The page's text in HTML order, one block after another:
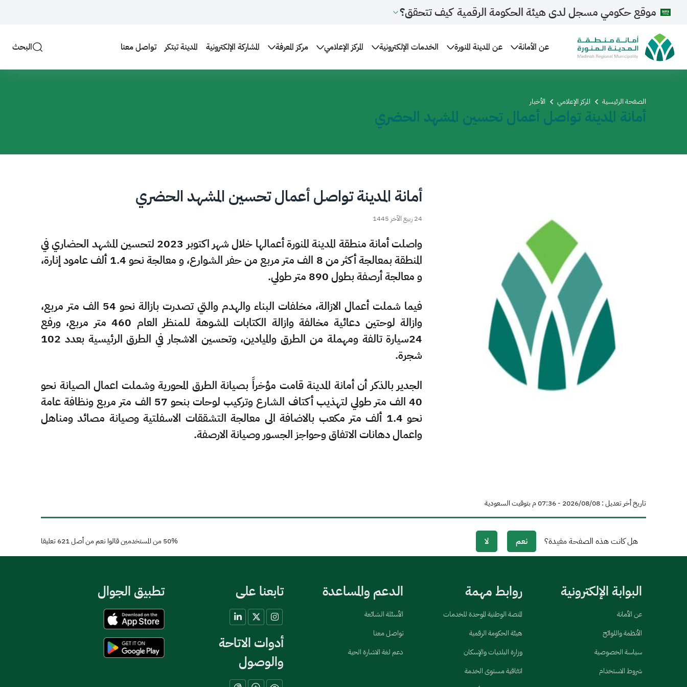
موقع حكومي مسجل لدى هيئة الحكومة الرقمية كيف تتحقق؟
عن الأمانة عن المدينة المنورة الخدمات الإلكترونية المركز الإعلامي مركز المعرفة المشاركة الإلكترونية المدينة تبتكر تواصل معنا البحث
الصفحة الرئيسية المركز الإعلامي الأخبار
أمانة المدينة تواصل أعمال تحسين المشهد الحضري
أمانة المدينة تواصل أعمال تحسين المشهد الحضري
24 ربيع الآخر 1445
واصلت أمانة منطقة المدينة المنورة أعمالها خلال شهر اكتوبر 2023 لتحسين المشهد الحضاري في
المنطقة بمعالجة أكثر من 8 الف متر مربع من حفر الشوارع، و معالجة نحو 1.4 ألف عامود إنارة،
و معالجة أرصفة بطول 890 متر طولي.
فيما شملت أعمال الازالة، مخلفات البناء والهدم والتي تصدرت بازالة نحو 54 الف متر مربع،
وازالة لوحتين دعائية مخالفة وازالة الكتابات المشوهة للمنظر العام 460 متر مربع، ورفع
24سيارة تالفة ومهملة من الطرق والميادين، وتحسين الاشجار في الطرق الرئيسية بعدد 102
شجرة.
الجدير بالذكر أن أمانة المدينة قامت مؤخراً بصيانة الطرق المحورية وشملت اعمال الصيانة نحو
40 الف متر طولي لتهذيب أكتاف الشارع وتركيب لوحات بنحو 57 الف متر مربع ونظافة عامة
نحو 1.4 ألف متر مكعب بالاضافة الى معالجة التشققات الاسفلتية وصيانة مصائد ومناهل
واعمال دهانات الاتفاق وحواجز الجسور وصيانة الارصفة.
تاريخ أخر تعديل : 08‏/08‏/2026 - 07:36 م بتوقيت السعودية
هل كانت هذه الصفحة مفيدة؟ نعم لا 50%من المستخدمين قالوا نعم من أصل621تعليقا
البوابة الإلكترونية
عن الأمانة
الأنظمة واللوائح
سياسة الخصوصية
شروط الاستخدام
روابط مهمة
المنصة الوطنية الموحدة للخدمات
هيئة الحكومة الرقمية
وزارة البلديات والإسكان
اتفاقية مستوى الخدمة
الدعم والمساعدة
الأسئلة الشائعة
تواصل معنا
دعم لغة الاشارة الحية
تابعنا على
أدوات الاتاحة
والوصول
تطبيق الجوال